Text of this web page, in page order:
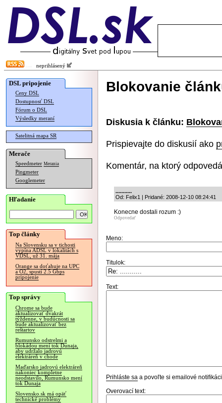
neprihlásený
DSL pripojenie
Ceny DSL
Dostupnosť DSL
Fórum o DSL
Výsledky meraní
Satelitná mapa SR
Merače
Speedmeter Merania
Pingmeter
Googlemeter
Hľadanie
Top články
Na Slovensku sa v tichosti
vypína ADSL v lokalitách s
VDSL, už 31. mája
Orange sa doťahuje na UPC
a O2, spustí 2.5 Gbps
pripojenie
Top správy
Chrome sa bude
aktualizovať dvakrát
týždenne, v budúcnosti sa
bude aktualizovať bez
reštartov
Rumunsko odstrelmi a
blokádou mení tok Dunaja,
aby udržalo jadrovú
elektráreň v chode
Maďarsko jadrovú elektráreň
nakoniec kompletne
neodstavilo, Rumunsko mení
tok Dunaja
Slovensko.sk má opäť
technické problémy
Blokovanie
Diskusia k článku:
Prispievajte do diskusií ako
Komentár, na ktorý
...........
Od: Felix1 | Pridané: 2008-12-10 08:24:41
Konecne dostali rozum :)
Odpovedať
Meno:
Titulok:
Text:
Prihláste sa a povoľte si emailové
Overovací text: